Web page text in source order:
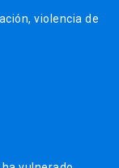
violencia de